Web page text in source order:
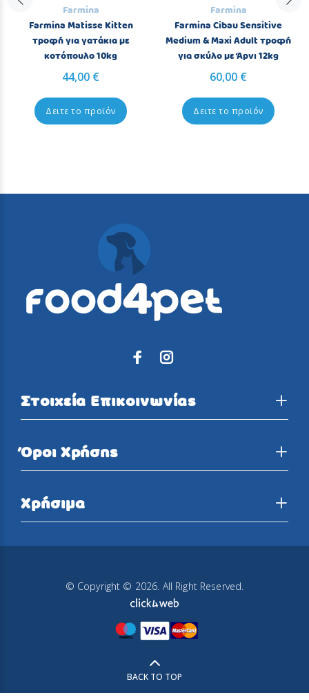
Farmina
Farmina Matisse Kitten
τροφή για γατάκια με
κοτόπουλο 10kg
44,00 €
Δειτε το προϊόν
Farmina
Farmina Cibau Sensitive
Medium & Maxi Adult τροφή
για σκύλο με Άρνι 12kg
60,00 €
Δειτε το προϊόν
Στοιχεία Επικοινωνίας
Όροι Χρήσης
Χρήσιμα
© Copyright © 2026. All Right Reserved.
BACK TO TOP